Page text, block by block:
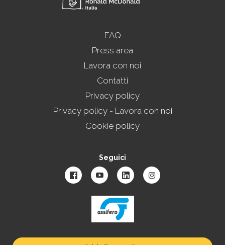
FAQ
Press area
Lavora con noi
Contatti
Privacy policy
Privacy policy - Lavora con noi
Cookie policy
Seguici